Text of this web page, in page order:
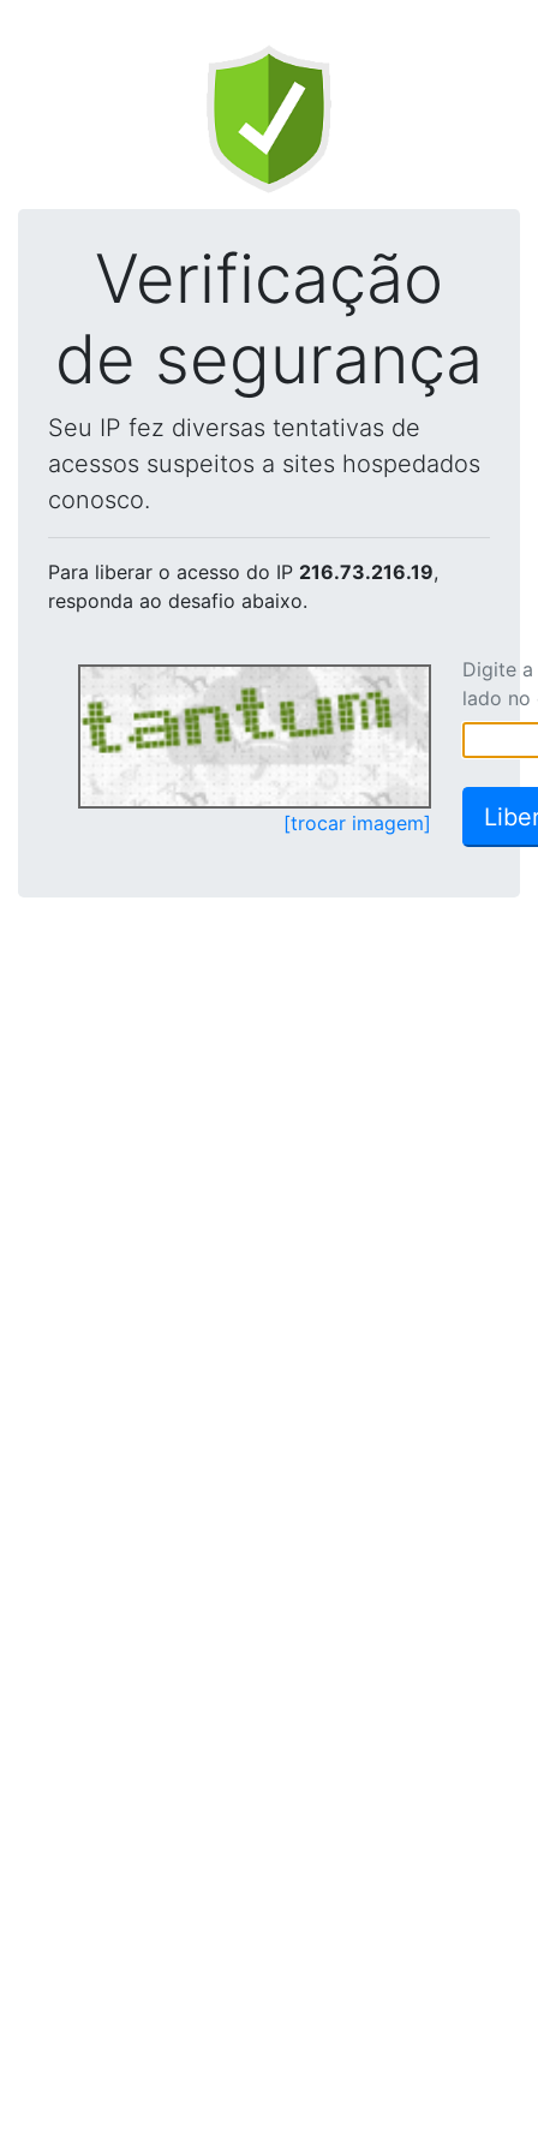
Verificação
de segurança
Seu IP fez diversas tentativas de
acessos suspeitos a sites hospedados
conosco.
Para liberar o acesso do IP 216.73.216.19,
responda ao desafio abaixo.
[trocar imagem]
Digite
lado no